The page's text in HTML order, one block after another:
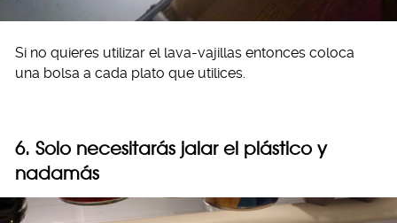
Si no quieres utilizar el lava-vajillas entonces coloca
una bolsa a cada plato que utilices.
6. Solo necesitarás jalar el plástico y
nadamás